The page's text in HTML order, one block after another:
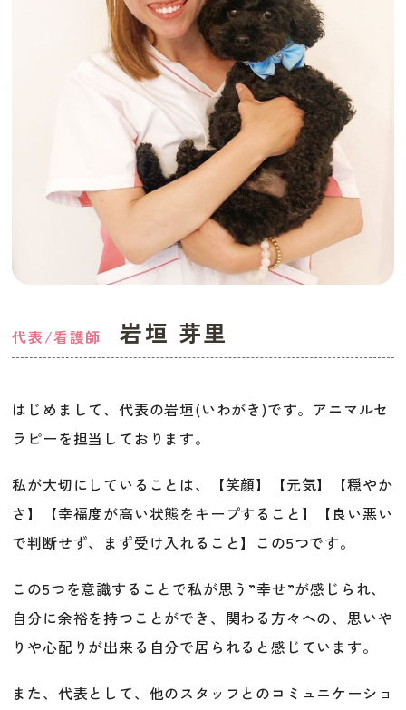
代表/看護師 岩垣 芽里
はじめまして、代表の岩垣(いわがき)です。アニマルセ
ラピーを担当しております。
私が大切にしていることは、【笑顔】【元気】【穏やか
さ】【幸福度が高い状態をキープすること】【良い悪い
で判断せず、まず受け入れること】この5つです。
この5つを意識することで私が思う”幸せ”が感じられ、
自分に余裕を持つことができ、関わる方々への、思いや
りや心配りが出来る自分で居られると感じています。
また、代表として、他のスタッフとのコミュニケーショ